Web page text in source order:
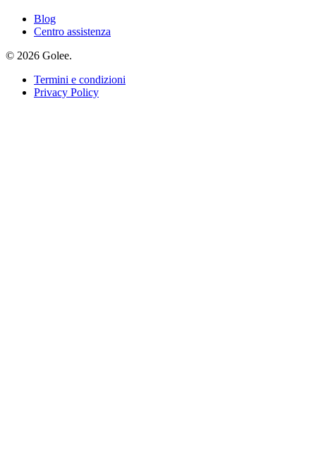
Blog
Centro assistenza
© 2026 Golee.
Termini e condizioni
Privacy Policy